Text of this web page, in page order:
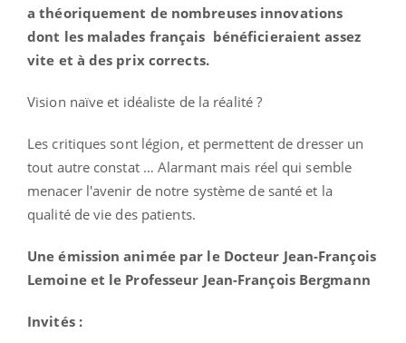
a théoriquement de nombreuses innovations
dont les malades français bénéficieraient assez
vite et à des prix corrects.
Vision naïve et idéaliste de la réalité ?
Les critiques sont légion, et permettent de dresser un
tout autre constat … Alarmant mais réel qui semble
menacer l'avenir de notre système de santé et la
qualité de vie des patients.
Une émission animée par le Docteur Jean-François
Lemoine et le Professeur Jean-François Bergmann
Invités :